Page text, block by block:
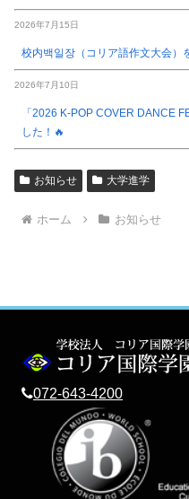
2026年7月15日
校内백일장（コリア語作文大会
2026年7月10日
「2026 K-POP COVER DANCE
した！🔥
お知らせ 大学進学
ホーム お知らせ
072-643-4200